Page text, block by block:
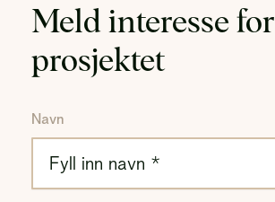
Meld interesse for
prosjektet
Navn